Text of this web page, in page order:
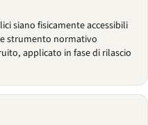
siano fisicamente accessibili
strumento normativo
applicato in fase di rilascio